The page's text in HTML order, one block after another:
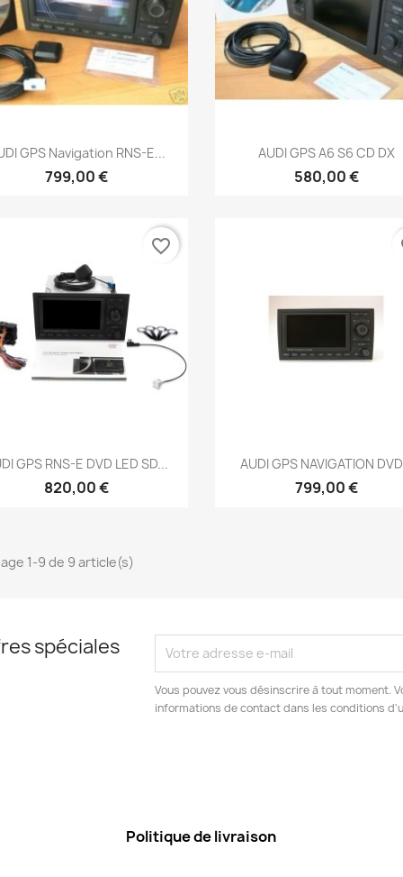
Aperçu rapide
GPS Navigation RNS-E...
799,00 €
Aperçu rapide
AUDI GPS A6 S6 CD DX
580,00 €
Aperçu rapide
GPS RNS-E DVD LED SD...
820,00 €
favorite_border
Aperçu rapide
AUDI GPS NAVIGATION
799,00 €
1-9 de 9 article(s)
spéciales
Vous pouvez vous désinscrire à tout moment.
informations de contact dans les conditions
Politique de livraison